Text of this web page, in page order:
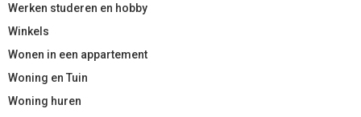
Werken studeren en hobby
Winkels
Wonen in een appartement
Woning en Tuin
Woning huren